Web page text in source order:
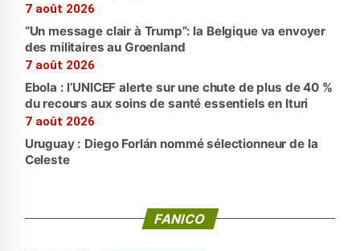
7 août 2026
“Un message clair à Trump”: la Belgique va envoyer
des militaires au Groenland
7 août 2026
Ebola : l’UNICEF alerte sur une chute de plus de 40 %
du recours aux soins de santé essentiels en Ituri
7 août 2026
Uruguay : Diego Forlán nommé sélectionneur de la
Celeste
FANICO